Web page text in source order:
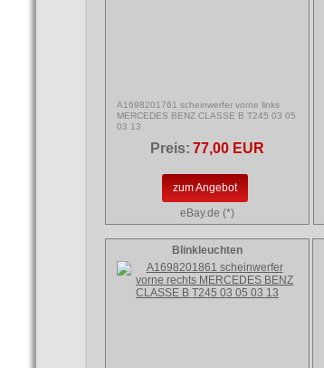
A1698201761 scheinwerfer vorne links
MERCEDES BENZ CLASSE B T245 03 05
03 13
Preis: 77,00 EUR
zum Angebot
eBay.de (*)
Blinkleuchten